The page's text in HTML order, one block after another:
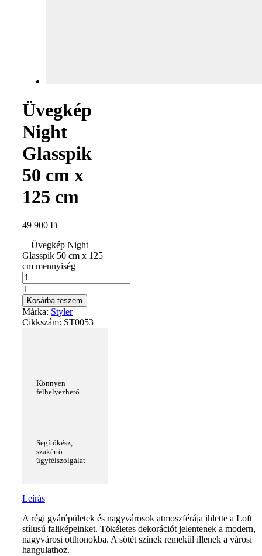
Üvegkép
Night
Glasspik
50 cm x
125 cm
49 900 Ft
Üvegkép Night
Glasspik 50 cm x 125
cm mennyiség
Kosárba teszem
Márka: Styler
Cikkszám: ST0053
Könnyen
felhelyezhető
Segítőkész,
szakértő
ügyfélszolgálat
Leírás
A régi gyárépületek és nagyvárosok atmoszférája ihlette a Loft
stílusú faliképeinket. Tökéletes dekorációt jelentenek a modern,
nagyvárosi otthonokba. A sötét színek remekül illenek a városi
hangulathoz.